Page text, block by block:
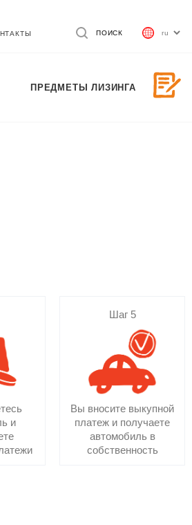
ПОИСК
ПРЕДМЕТЫ ЛИЗИНГА
и
Шаг 5
Вы вносите выкупной
платеж и получаете
автомобиль в
собственность